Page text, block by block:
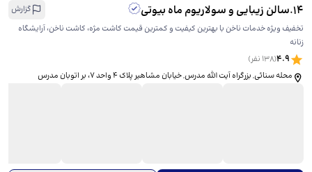
14
.سالن زیبایی و سولاریوم ماه بیوتی
گزارش
تخفیف ویژه خدمات ناخن با بهترین کیفیت و کمترین قیمت کاشت مژه، کاشت ناخن، آرایشگاه
زنانه
4.9
(
138 نفر)
محله سنائی, بزرگراه آیت الله مدرس, خیابان مشاهیر پلاک 4 واحد 7، ​بر اتوبان مدرس